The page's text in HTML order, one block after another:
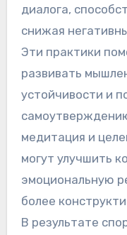
диалога,
снижая
Эти практики
развивать
устойчивости и
медитация и
могут улучшить
эмоциональную
более
В результате